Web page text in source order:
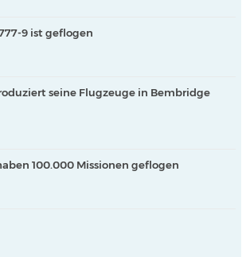
9 ist geflogen
seine Flugzeuge in Bembridge
100.000 Missionen geflogen